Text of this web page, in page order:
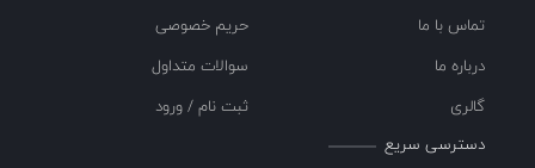
تماس با ما
درباره ما
گالری
حریم خصوصی
سوالات متداول
ثبت نام / ورود
دسترسی سریع